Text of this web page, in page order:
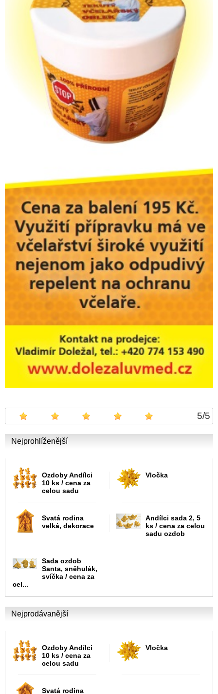
5/5
Nejprohlíženější
Ozdoby Andílci
10 ks / cena za
celou sadu
Vločka
Svatá rodina
velká, dekorace
Andílci sada 2, 5
ks / cena za celou
sadu ozdob
Sada ozdob
Santa, sněhulák,
svíčka / cena za
cel...
Nejprodávanější
Ozdoby Andílci
10 ks / cena za
celou sadu
Vločka
Svatá rodina